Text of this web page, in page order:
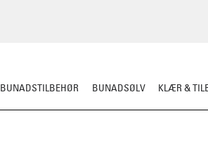
BUNADSTILBEHØR BUNADSØLV KLÆR &